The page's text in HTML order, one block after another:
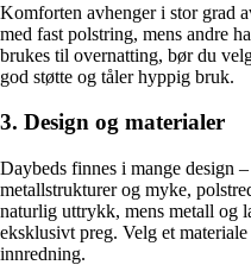
Komforten avhenger i stor grad
med fast polstring, mens andre
brukes til overnatting, bør du
god støtte og tåler hyppig bruk.
3. Design og materialer
Daybeds finnes i mange design
metallstrukturer og myke,
naturlig uttrykk, mens metall og
eksklusivt preg. Velg et
innredning.